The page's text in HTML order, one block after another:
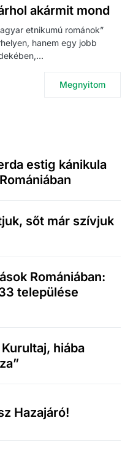
akármit mond
etnikumú románok”
hanem egy jobb
Megnyitom
estig kánikula
sőt már szívjuk
Romániában:
települése
hiába
Hazajáró!